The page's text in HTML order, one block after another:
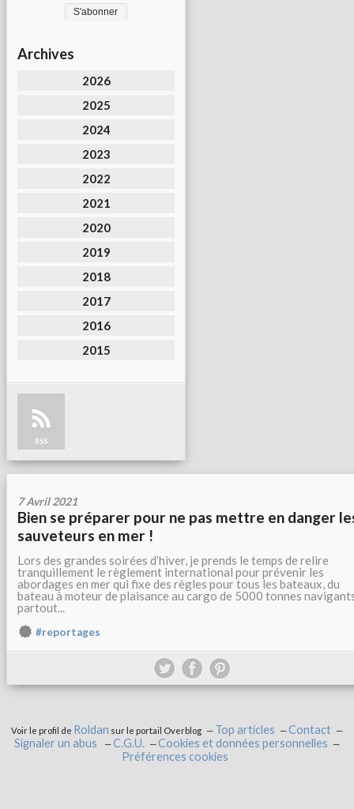
Archives
2026
2025
2024
2023
2022
2021
2020
2019
2018
2017
2016
2015
RSS
7 Avril 2021
Bien se préparer pour ne pas mettre en danger
sauveteurs en mer !
Lors des grandes soirées d’hiver, je prends le temps de relire
tranquillement le règlement international pour prévenir les
abordages en mer qui fixe des règles pour tous les bateaux, du
bateau à moteur de plaisance au cargo de 5000 tonnes
partout...
#reportages
Voir le profil de Roldan sur le portail Overblog Top articles
Contact
Signaler un abus
C.G.U.
Cookies et données personnelles
Préférences cookies